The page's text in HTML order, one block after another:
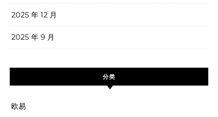
2025 年 12 月
2025 年 9 月
分类
欧易